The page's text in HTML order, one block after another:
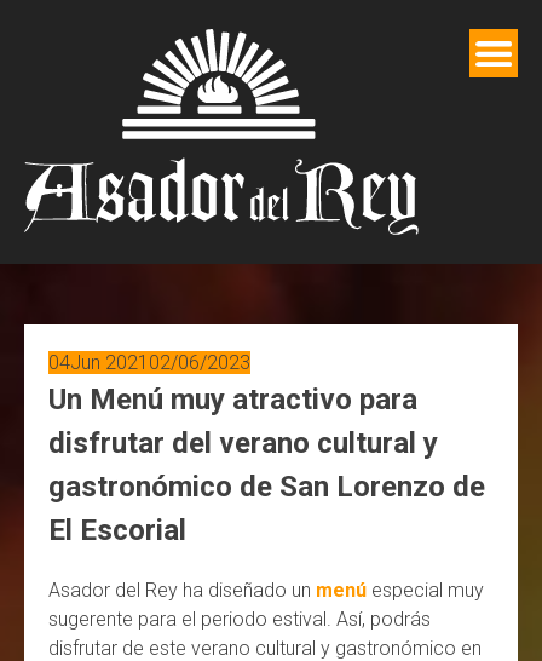
04Jun 2021 02/06/2023
Un Menú muy atractivo para
disfrutar del verano cultural y
gastronómico de San Lorenzo de
El Escorial
Asador del Rey ha diseñado un menú especial muy
sugerente para el periodo estival. Así, podrás
disfrutar de este verano cultural y gastronómico en